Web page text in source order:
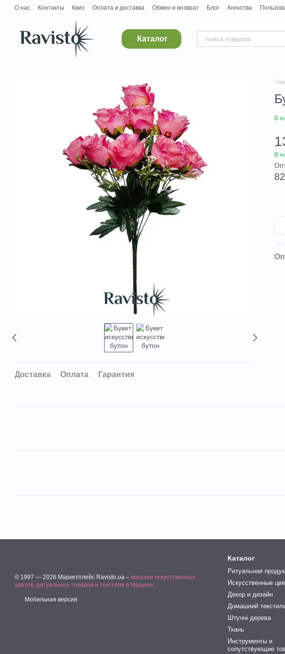
Перейти к основному контенту
О нас Контакты Квиз Оплата и доставка Обмен и возврат Блог Агенства
Каталог
Доставка Оплата Гарантия
В
В
© 1997 — 2026 Маркетплейс Ravisto.ua – магазин искусственных
цветов, ритуальных товаров и текстиля в Украине.
Мобильная версия
Каталог
Ритуальная
Искусственные
Декор и дизайн
Домашний
Штучні дерева
Ткань
Инструменты и
сопутствующие